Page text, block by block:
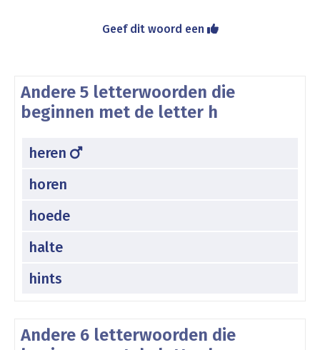
Geef dit woord een
Andere 5 letterwoorden die
beginnen met de letter h
heren
horen
hoede
halte
hints
Andere 6 letterwoorden die